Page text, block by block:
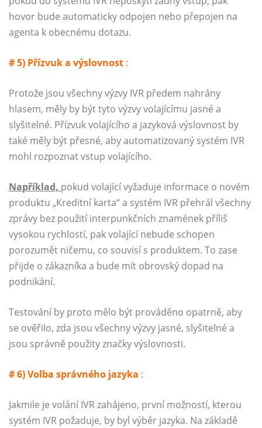
hovor bude automaticky odpojen nebo přepojen na
agenta k obecnému dotazu.
# 5) Přízvuk a výslovnost :
Protože jsou všechny výzvy IVR předem nahrány
hlasem, měly by být tyto výzvy volajícímu jasné a
slyšitelné. Přízvuk volajícího a jazyková výslovnost by
také měly být přesné, aby automatizovaný systém IVR
mohl rozpoznat vstup volajícího.
Například, pokud volající vyžaduje informace o novém
produktu „Kreditní karta“ a systém IVR přehrál všechny
zprávy bez použití interpunkčních znamének příliš
vysokou rychlostí, pak volající nebude schopen
porozumět ničemu, co souvisí s produktem. To zase
přijde o zákazníka a bude mít obrovský dopad na
podnikání.
Testování by proto mělo být prováděno opatrně, aby
se ověřilo, zda jsou všechny výzvy jasné, slyšitelné a
jsou správně použity značky výslovnosti.
# 6) Volba správného jazyka :
Jakmile je volání IVR zahájeno, první možností, kterou
systém IVR požaduje, by byl výběr jazyka. Na základě